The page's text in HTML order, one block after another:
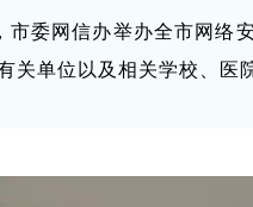
市委网信办举办全市网络
关单位以及相关学校、医